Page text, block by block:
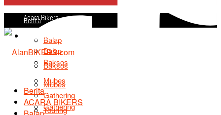
Acara Bikers
Balap
Baksos
Mubes
Gathering
Berita
Acara Bikers
Balap
Baksos
Mubes
Gathering
Touring
Berita
ACARA BIKERS